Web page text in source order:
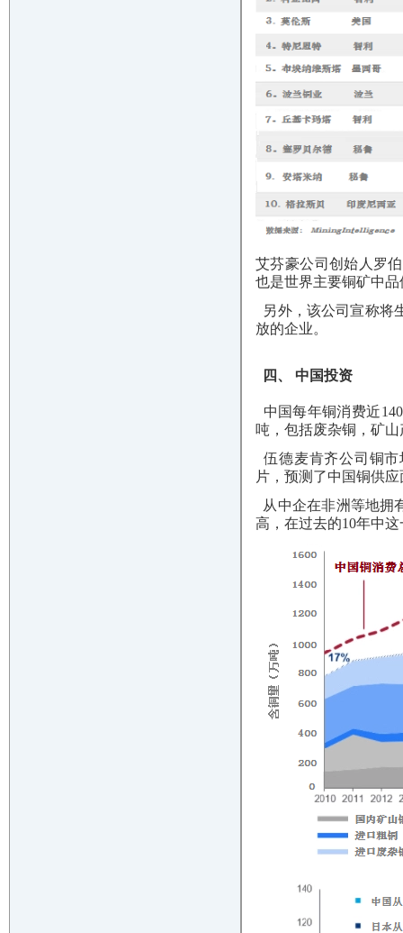
艾芬豪公司创始人罗
也是世界主要铜矿中
另外，该公司宣称将
放的企业。
四、 中国投资
中国每年铜消费近
吨，包括废杂铜，矿
伍德麦肯齐公司铜市
片，预测了中国铜供
从中企在非洲等地拥
高，在过去的10年中